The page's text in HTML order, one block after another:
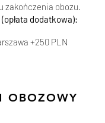
zakończenia obozu.
dodatkowa):
+250 PLN
OBOZOWY